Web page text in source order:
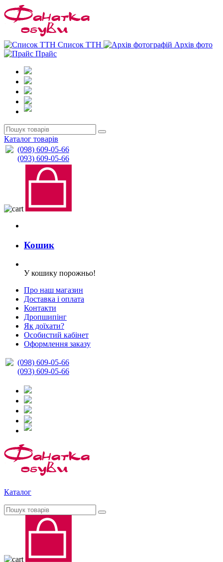
Список ТТН
Архів фото
Прайс
Каталог товарів
(098) 609-05-66
(093) 609-05-66
Кошик
У кошику порожньо!
Про наш магазин
Доставка і оплата
Контакти
Дропшипінг
Як доїхати?
Особистий кабінет
Оформлення заказу
(098) 609-05-66
(093) 609-05-66
Каталог